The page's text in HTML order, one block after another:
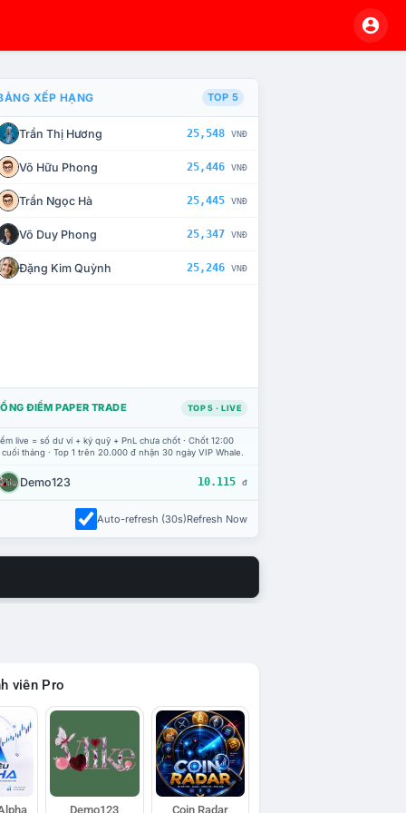
CHẾ TÀI XỬ LÝ VI PHẠM
XẾP HẠNG TOP 5
Trần Thị Hương 25,548 VNĐ
Võ Hữu Phong 25,446 VNĐ
Trần Ngọc Hà 25,445 VNĐ
Võ Duy Phong 25,347 VNĐ
Đặng Kim Quỳnh 25,246 VNĐ
ĐIỂM PAPER TRADE TOP 5 · LIVE
live = số dư ví + ký quỹ + PnL chưa chốt · Chốt 12:00
tháng · Top 1 trên 20.000 đ nhận 30 ngày VIP Whale.
Demo123 10.115 đ
Auto-refresh (30s)Refresh Now
viên Pro
Demo123 Coin Radar